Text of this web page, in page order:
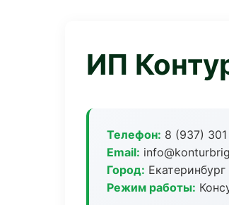
ИП
Телефон: 8 (937)
Email:
Город: Екатеринбург
Режим работы: